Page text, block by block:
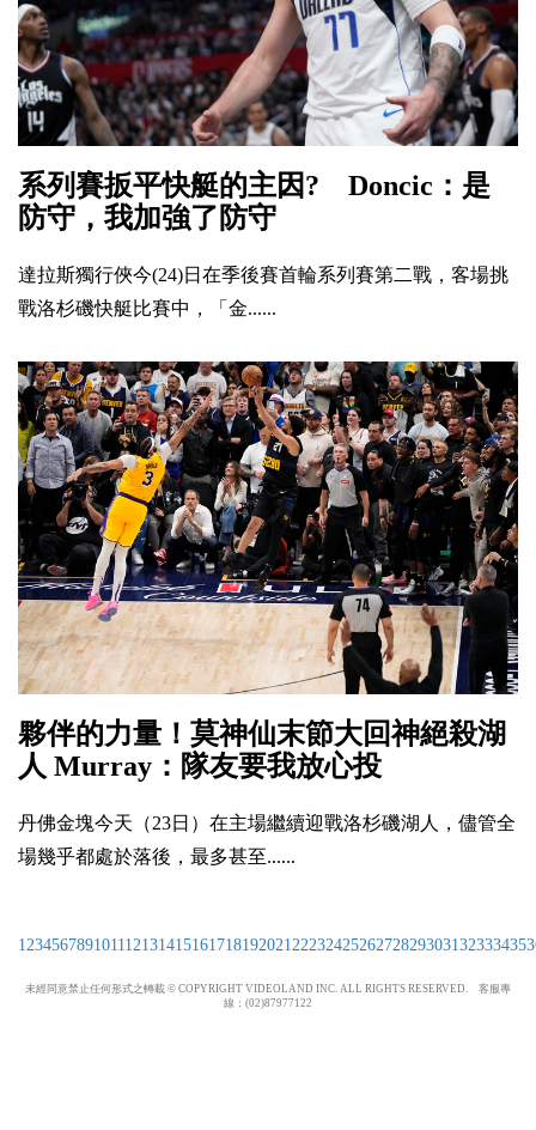
系列賽扳平快艇的主因? Doncic：是
防守，我加強了防守
達拉斯獨行俠今(24)日在季後賽首輪系列賽第二戰，客場挑
戰洛杉磯快艇比賽中，「金......
夥伴的力量！莫神仙末節大回神絕殺湖
人 Murray：隊友要我放心投
丹佛金塊今天（23日）在主場繼續迎戰洛杉磯湖人，儘管全
場幾乎都處於落後，最多甚至......
1 23456789101112131415161718192021 2223242526272829303132333435
未經同意禁止任何形式之轉載 © COPYRIGHT VIDEOLAND INC. ALL RIGHTS RESERVED. 客服專
線：(02)87977122